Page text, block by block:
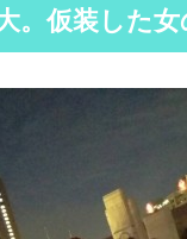
。仮装した女